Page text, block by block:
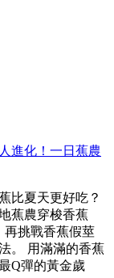
進化！一日蕉農
比夏天更好吃？
蕉農穿梭香蕉
再挑戰香蕉假莖
。 用滿滿的香蕉
Q彈的黃金歲